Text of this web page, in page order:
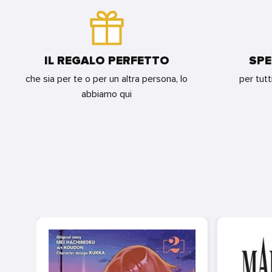
IL REGALO PERFETTO
che sia per te o per un altra persona, lo
abbiamo qui
per